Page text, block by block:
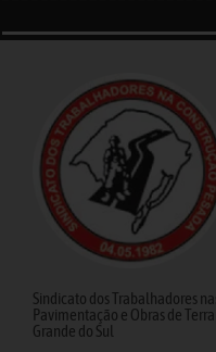
Sindicato dos Trabalhadores
Pavimentação e Obras de
Grande do Sul